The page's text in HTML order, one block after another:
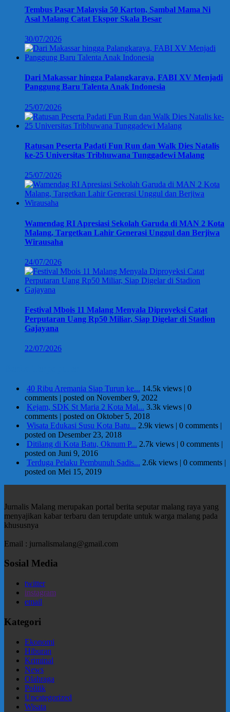
Tembus Pasar Malaysia 50 Karton, Sambal Mama Ni
Asal Malang Catat Ekspor Skala Besar
30/07/2026
Dari Makassar hingga Palangkaraya, FABI XV Menjadi
Panggung Baru Talenta Anak Indonesia
25/07/2026
Ratusan Peserta Padati Fun Run dan Walk Dies Natalis
ke-25 Universitas Tribhuwana Tunggadewi Malang
25/07/2026
Wamendag RI Apresiasi Sekolah Garuda di MAN 2 Kota
Malang, Targetkan Lahir Generasi Unggul dan Berjiwa
Wirausaha
24/07/2026
Festival Mbois 11 Malang Menyala Diproyeksi Catat
Perputaran Uang Rp50 Miliar, Siap Digelar di Stadion
Gajayana
22/07/2026
40 Ribu Aremania Siap Turun ke... 14.5k views | 0
comments | posted on November 9, 2022
Kejam, SDK St Maria 2 Kota Mal... 3.3k views | 0
comments | posted on Oktober 5, 2018
Wisata Edukasi Susu Kota Batu... 2.9k views | 0 comments |
posted on Desember 23, 2018
Ditilang di Kota Batu, Oknum P... 2.7k views | 0 comments |
posted on Juni 9, 2016
Terduga Pelaku Pembunuh Sadis... 2.6k views | 0 comments |
posted on Mei 15, 2019
Jurnalis Malang merupakan portal berita seputar malang raya yang
menyajikan kabar terbaru dan terupdate untuk warga malang pada
khususnya
Email : jurnalismalang@gmail.com
Sosial Media
twitter
instagram
email
Kategori
Ekonomi
Hiburan
Kriminal
News
Olahraga
Politik
Uncategorized
Wisata